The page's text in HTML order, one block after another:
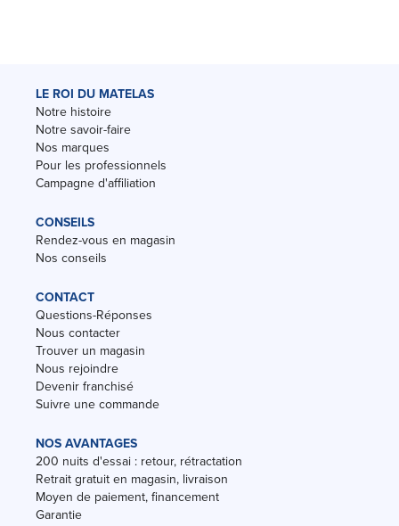
LE ROI DU MATELAS
Notre histoire
Notre savoir-faire
Nos marques
Pour les professionnels
Campagne d'affiliation
CONSEILS
Rendez-vous en magasin
Nos conseils
CONTACT
Questions-Réponses
Nous contacter
Trouver un magasin
Nous rejoindre
Devenir franchisé
Suivre une commande
NOS AVANTAGES
200 nuits d'essai : retour, rétractation
Retrait gratuit en magasin, livraison
Moyen de paiement, financement
Garantie